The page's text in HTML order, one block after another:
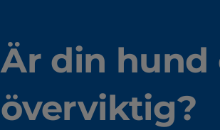
Är din
överviktig?